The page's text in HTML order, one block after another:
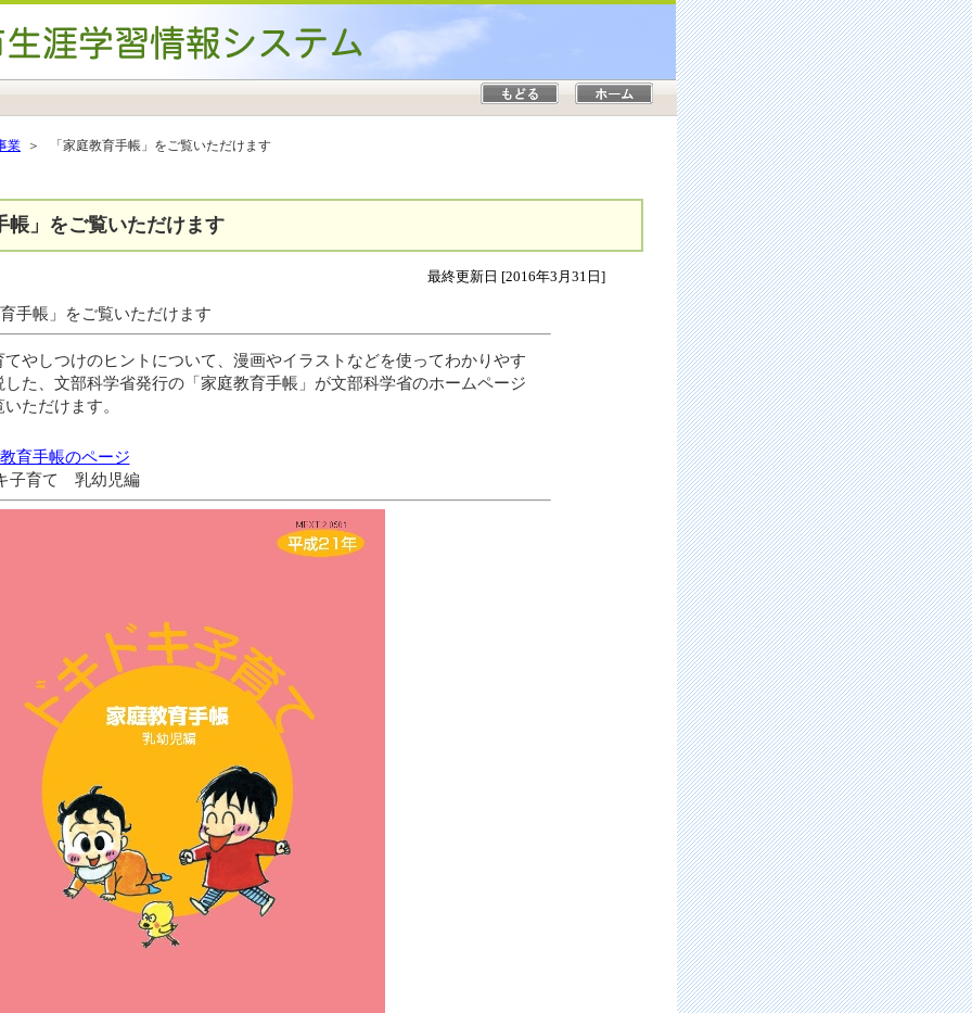
業 ＞ 「家庭教育手帳」をご覧いただけます
帳」をご覧いただけます
最終更新日 [2016年3月31日]
手帳」をご覧いただけます
やしつけのヒントについて、漫画やイラストなどを使ってわかりやす
した、文部科学省発行の「家庭教育手帳」が文部科学省のホームページ
ただけます。
育手帳のページ
子育て 乳幼児編